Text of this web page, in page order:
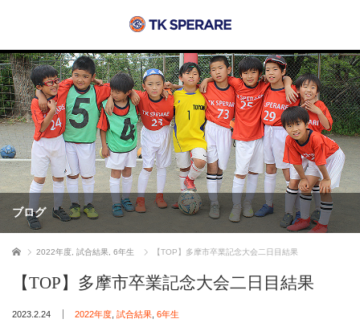
ブログ
ホーム 2022年度 試合結果 6年生 【TOP】多摩市卒業記念大会二日目結果
【TOP】多摩市卒業記念大会二日目結果
2023.2.24 2022年度 試合結果 6年生